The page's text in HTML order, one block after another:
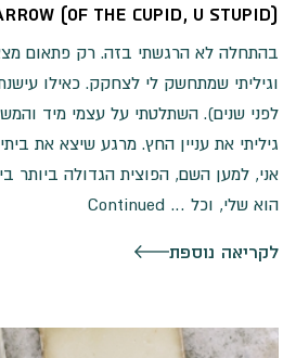
(The Arrow (of the cupid, u stupid / אנונימית
בהתחלה לא הרגשתי בזה. רק פתאום
וגיליתי שמתחשק לי לצחקק. כאילו
לפני שנים). השתלטתי על עצמי מיד
גיליתי את עניין החץ. מרגע שיצא את
אני, למען השם, הפוצית הגדולה ביותר
הוא שלי, וכל … Continued
לקריאה נוספת